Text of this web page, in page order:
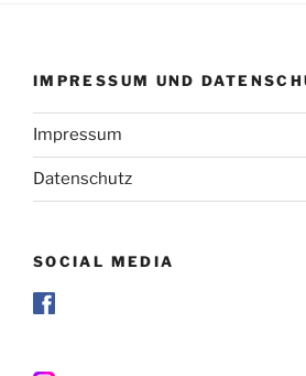
IMPRESSUM UND
Impressum
Datenschutz
SOCIAL MEDIA